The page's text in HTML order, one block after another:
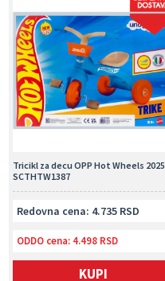
Tricikl za decu OPP Hot Wheels 2025
SCTHTW1387
Redovna cena: 4.735 RSD
ODDO cena: 4.498 RSD
KUPI